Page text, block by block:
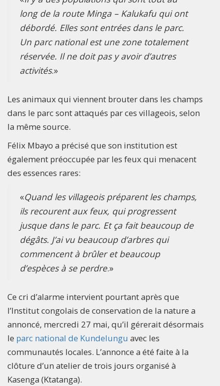
long de la route Minga – Kalukafu qui ont
débordé. Elles sont entrées dans le parc.
Un parc national est une zone totalement
réservée. Il ne doit pas y avoir d’autres
activités.»
Les animaux qui viennent brouter dans les champs
dans le parc sont attaqués par ces villageois, selon
la même source.
Félix Mbayo a précisé que son institution est
également préoccupée par les feux qui menacent
des essences rares:
«Quand les villageois préparent les champs,
ils recourent aux feux, qui progressent
jusque dans le parc. Et ça fait beaucoup de
dégâts. J’ai vu beaucoup d’arbres qui
commencent à brûler et beaucoup
d’espèces à se perdre.»
Ce cri d’alarme intervient pourtant après que
l’Institut congolais de conservation de la nature a
annoncé, mercredi 27 mai, qu’il gérerait désormais
le parc national de Kundelungu avec les
communautés locales. L’annonce a été faite à la
clôture d’un atelier de trois jours organisé à
Kasenga (Ktatanga).